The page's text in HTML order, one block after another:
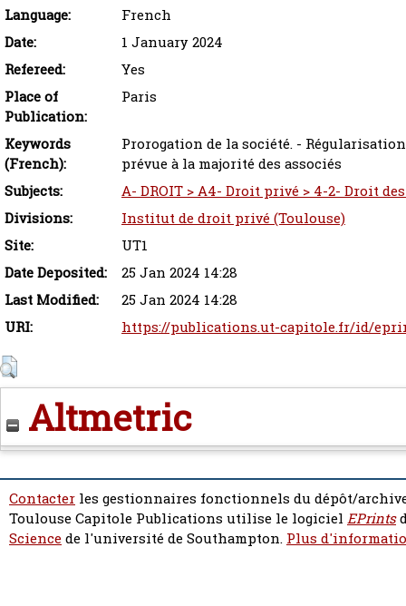
Language:
French
Date:
1 January 2024
Refereed:
Yes
Place of
Publication:
Paris
Keywords
(French):
Prorogation de la société. -
prévue à la majorité des associés
Subjects:
A- DROIT > A4- Droit privé > 4-2- Droit
Divisions:
Institut de droit privé (Toulouse)
Site:
UT1
Date Deposited:
25 Jan 2024 14:28
Last Modified:
25 Jan 2024 14:28
URI:
https://publications.ut-capitole.fr/id/
Altmetric
Contacter les gestionnaires fonctionnels du dépôt/
Toulouse Capitole Publications utilise le logiciel EPrints
Sciencede l'université de Southampton. Plus